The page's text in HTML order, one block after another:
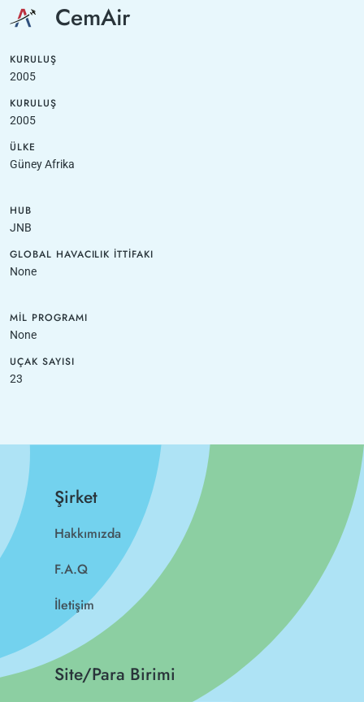
CemAir
KURULUŞ
2005
KURULUŞ
2005
ÜLKE
Güney Afrika
HUB
JNB
GLOBAL HAVACILIK İTTIFAKI
None
MIL PROGRAMI
None
UÇAK SAYISI
23
Şirket
Hakkımızda
F.A.Q
İletişim
Site/Para Birimi